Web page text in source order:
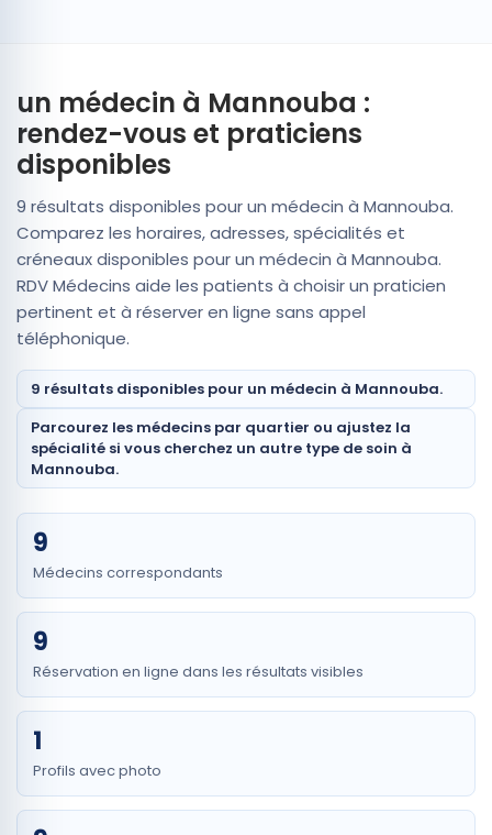
un médecin à Mannouba :
rendez-vous et praticiens
disponibles
9 résultats disponibles pour un médecin à Mannouba.
Comparez les horaires, adresses, spécialités et
créneaux disponibles pour un médecin à Mannouba.
RDV Médecins aide les patients à choisir un praticien
pertinent et à réserver en ligne sans appel
téléphonique.
9 résultats disponibles pour un médecin à Mannouba.
Parcourez les médecins par quartier ou ajustez la
spécialité si vous cherchez un autre type de soin à
Mannouba.
9
Médecins correspondants
9
Réservation en ligne dans les résultats visibles
1
Profils avec photo